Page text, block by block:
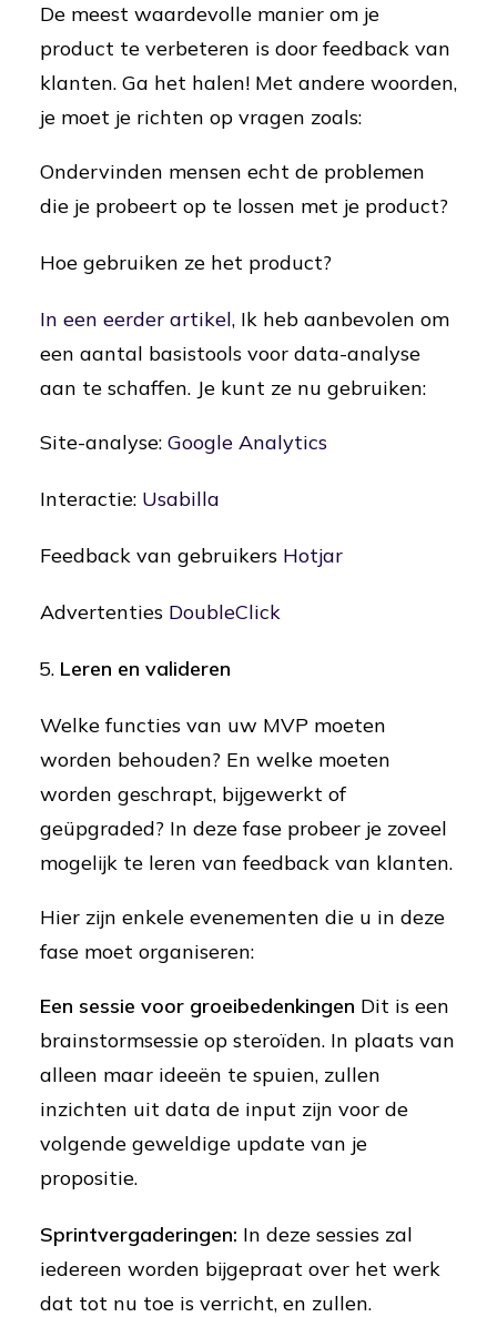
De meest waardevolle manier om je
product te verbeteren is door feedback van
klanten. Ga het halen! Met andere woorden,
je moet je richten op vragen zoals:
Ondervinden mensen echt de problemen
die je probeert op te lossen met je product?
Hoe gebruiken ze het product?
In een eerder artikel, Ik heb aanbevolen om
een aantal basistools voor data-analyse
aan te schaffen. Je kunt ze nu gebruiken:
Site-analyse: Google Analytics
Interactie: Usabilla
Feedback van gebruikers Hotjar
Advertenties DoubleClick
Leren en valideren
Welke functies van uw MVP moeten
worden behouden? En welke moeten
worden geschrapt, bijgewerkt of
geüpgraded? In deze fase probeer je zoveel
mogelijk te leren van feedback van klanten.
Hier zijn enkele evenementen die u in deze
fase moet organiseren:
Een sessie voor groeibedenkingen Dit is een
brainstormsessie op steroïden. In plaats van
alleen maar ideeën te spuien, zullen
inzichten uit data de input zijn voor de
volgende geweldige update van je
propositie.
Sprintvergaderingen: In deze sessies zal
iedereen worden bijgepraat over het werk
dat tot nu toe is verricht, en zullen.